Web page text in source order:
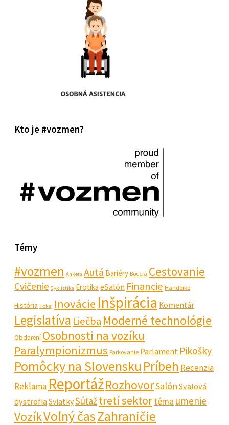
Kto je #vozmen?
Témy
#vozmen Anketa Autá Bariéry Boccia Cestovanie
Cvičenie Cyklistika Erotika eSalón Financie Handbike
História Hokej Inovácie Inšpirácia Komentár
Legislatíva Liečba Moderné technológie
Obdarení Osobnosti na vozíku
Paralympionizmus Parkovanie Parlament Pikošky
Pomôcky na SlovenskuPríbeh Recenzia
Reklama ReportážRozhovorSalón Svalová
dystrofiaSviatkySúťažtretí sektortéma umenie
VozíkVoľný časZahraničie